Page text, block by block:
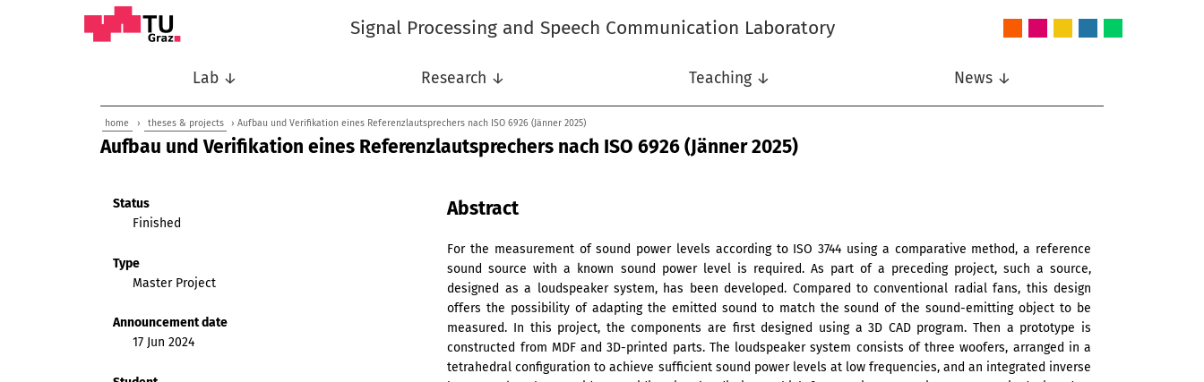
Signal Processing and Speech Communication Laboratory
Lab ↓ Research ↓ Teaching ↓ News ↓
home › theses & projects › Aufbau und Verifikation eines Referenzlautsprechers nach ISO 6926 (Jänner 2025)
Aufbau und Verifikation eines Referenzlautsprechers nach ISO 6926 (Jänner 2025)
Status
Finished
Type
Master Project
Announcement date
17 Jun 2024
Abstract
For the measurement of sound power levels according to ISO 3744 using a comparative method, a reference
sound source with a known sound power level is required. As part of a preceding project, such a source,
designed as a loudspeaker system, has been developed. Compared to conventional radial fans, this design
offers the possibility of adapting the emitted sound to match the sound of the sound-emitting object to be
measured. In this project, the components are first designed using a 3D CAD program. Then a prototype is
constructed from MDF and 3D-printed parts. The loudspeaker system consists of three woofers, arranged in a
tetrahedral configuration to achieve sufficient sound power levels at low frequencies, and an integrated inverse